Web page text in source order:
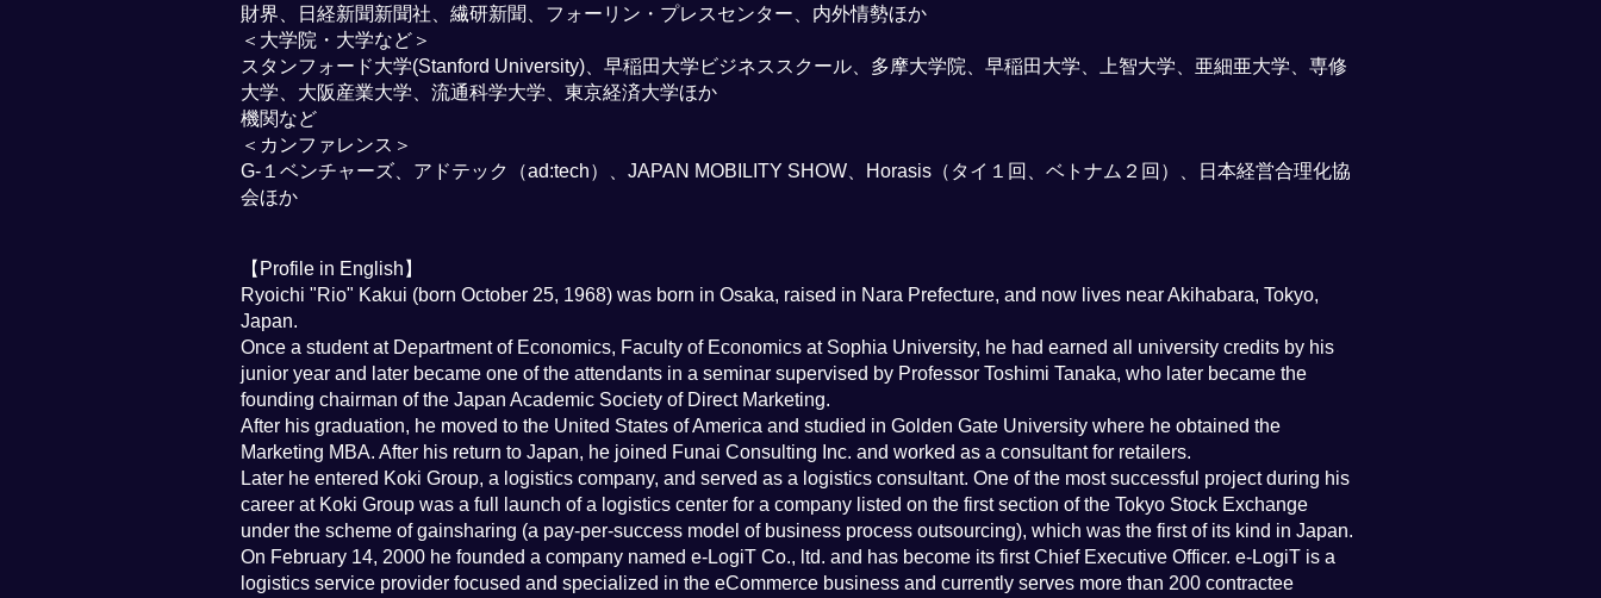
財界、日経新聞新聞社、繊研新聞、フォーリン・プレスセンター、内外情勢ほか
＜大学院・大学など＞
スタンフォード大学(Stanford University)、早稲田大学ビジネススクール、多摩大学院、早稲田大学、上智大学、亜細亜大学、専修
大学、大阪産業大学、流通科学大学、東京経済大学ほか
機関など
＜カンファレンス＞
G-１ベンチャーズ、アドテック（ad:tech）、JAPAN MOBILITY SHOW、Horasis（タイ１回、ベトナム２回）、日本経営合理化協
会ほか
​【Profile in English】
Ryoichi "Rio" Kakui (born October 25, 1968) was born in Osaka, raised in Nara Prefecture, and now lives near Akihabara, Tokyo,
Japan.
Once a student at Department of Economics, Faculty of Economics at Sophia University, he had earned all university credits by his
junior year and later became one of the attendants in a seminar supervised by Professor Toshimi Tanaka, who later became the
founding chairman of the Japan Academic Society of Direct Marketing.
After his graduation, he moved to the United States of America and studied in Golden Gate University where he obtained the
Marketing MBA. After his return to Japan, he joined Funai Consulting Inc. and worked as a consultant for retailers.
Later he entered Koki Group, a logistics company, and served as a logistics consultant. One of the most successful project during his
career at Koki Group was a full launch of a logistics center for a company listed on the first section of the Tokyo Stock Exchange
under the scheme of gainsharing (a pay-per-success model of business process outsourcing), which was the first of its kind in Japan.
On February 14, 2000 he founded a company named e-LogiT Co., ltd. and has become its first Chief Executive Officer. e-LogiT is a
logistics service provider focused and specialized in the eCommerce business and currently serves more than 200 contractee